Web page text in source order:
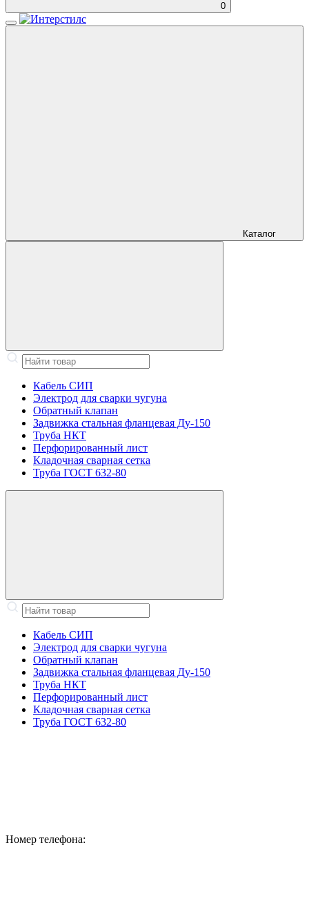
0
Каталог
Кабель СИП
Электрод для сварки чугуна
Обратный клапан
Задвижка стальная фланцевая Ду-150
Труба НКТ
Перфорированный лист
Кладочная сварная сетка
Труба ГОСТ 632-80
Кабель СИП
Электрод для сварки чугуна
Обратный клапан
Задвижка стальная фланцевая Ду-150
Труба НКТ
Перфорированный лист
Кладочная сварная сетка
Труба ГОСТ 632-80
Номер телефона: